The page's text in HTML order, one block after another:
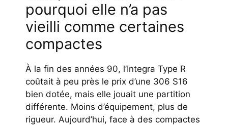
pourquoi elle n’a pas
vieilli comme certaines
compactes
À la fin des années 90, l’Integra Type R
coûtait à peu près le prix d’une 306 S16
bien dotée, mais elle jouait une partition
différente. Moins d’équipement, plus de
rigueur. Aujourd’hui, face à des compactes